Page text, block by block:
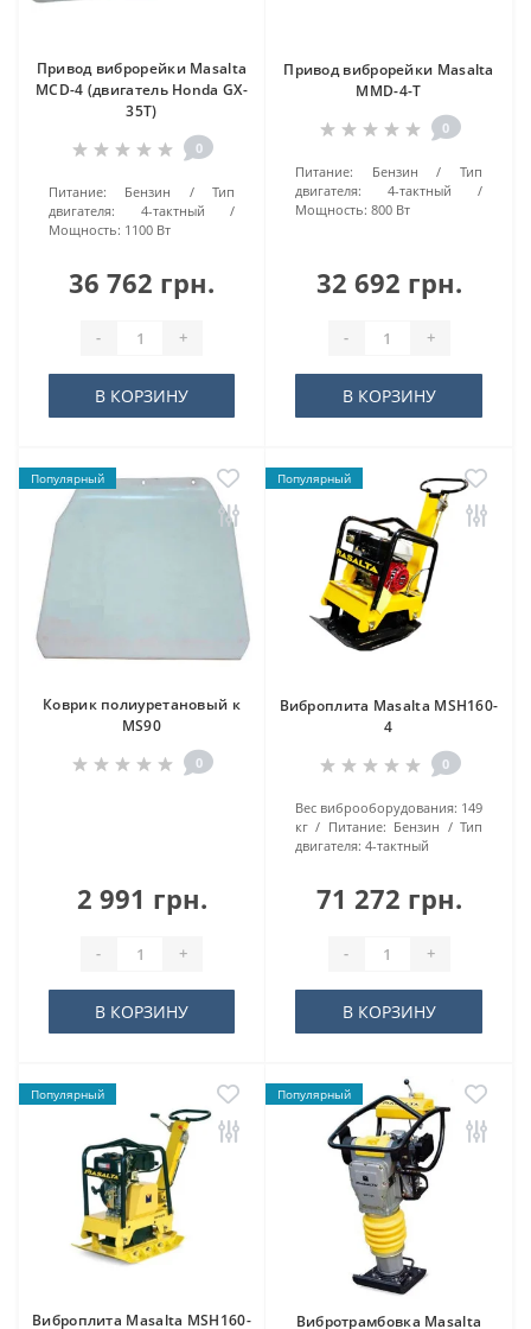
Привод виброрейки Masalta
MCD-4 (двигатель Honda GX-
35T)
0
Питание: Бензин
Тип
двигателя:
4-тактный
Мощность: 1100 Вт
36 762 грн.
- +
В КОРЗИНУ
Привод виброрейки Masalta
MMD-4-T
0
Питание: Бензин
Тип
двигателя:
4-тактный
Мощность: 800 Вт
32 692 грн.
- +
В КОРЗИНУ
Популярный
Коврик полиуретановый к
MS90
0
2 991 грн.
- +
В КОРЗИНУ
Популярный
Виброплита Masalta MSH160-
4
0
Вес виброоборудования: 149
кг
Питание: Бензин
Тип
двигателя: 4-тактный
71 272 грн.
- +
В КОРЗИНУ
Популярный
Виброплита Masalta MSH160-
Популярный
Вибротрамбовка Masalta